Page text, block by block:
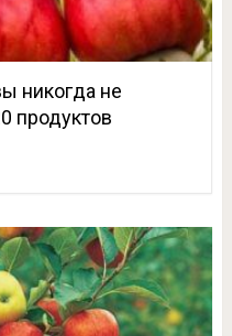
никогда не
продуктов